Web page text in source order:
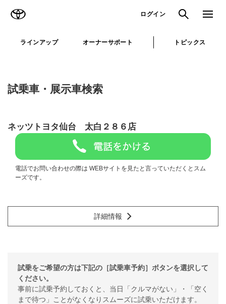
ログイン 検索 メニュ
ラインアップ オーナーサポート トピックス
試乗車・展示車検索
ネッツトヨタ仙台 太白２８６店
電話でお問い合わせの際は WEBサイトを見たと言っていただくとスム
ーズです。
詳細情報
試乗をご希望の方は下記の［試乗車予約］ボタンを選択して
ください。
事前に試乗予約しておくと、当日「クルマがない」・「空く
まで待つ」ことがなくなりスムーズに試乗いただけます。